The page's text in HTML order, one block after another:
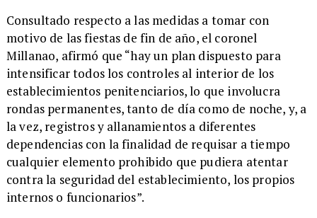
​Consultado respecto a las medidas a tomar con
motivo de las fiestas de fin de año, el coronel
Millanao, afirmó que “hay un plan dispuesto para
intensificar todos los controles al interior de los
establecimientos penitenciarios, lo que involucra
rondas permanentes, tanto de día como de noche, y, a
la vez, registros y allanamientos a diferentes
dependencias con la finalidad de requisar a tiempo
cualquier elemento prohibido que pudiera atentar
contra la seguridad del establecimiento, los propios
internos o funcionarios”.